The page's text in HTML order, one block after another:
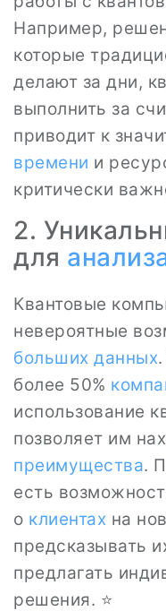
Например,
которые
делают за дни,
выполнить за
приводит к
времени и
критически
2.
для
Квантовые
невероятные
больших данных
более 50%
использование
позволяет им
преимущества.
есть
о клиентах на
предсказывать
предлагать
решения. ⭐